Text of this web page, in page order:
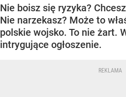
Nie boisz się ryzyka?
Nie narzekasz? Może to
polskie wojsko. To nie żart.
intrygujące ogłoszenie.